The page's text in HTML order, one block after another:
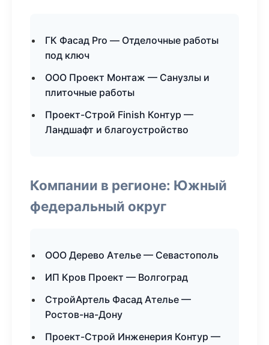
ГК Фасад Pro — Отделочные работы
под ключ
ООО Проект Монтаж — Санузлы и
плиточные работы
Проект-Строй Finish Контур —
Ландшафт и благоустройство
Компании в регионе: Южный
федеральный округ
ООО Дерево Ателье — Севастополь
ИП Кров Проект — Волгоград
СтройАртель Фасад Ателье —
Ростов-на-Дону
Проект-Строй Инженерия Контур —